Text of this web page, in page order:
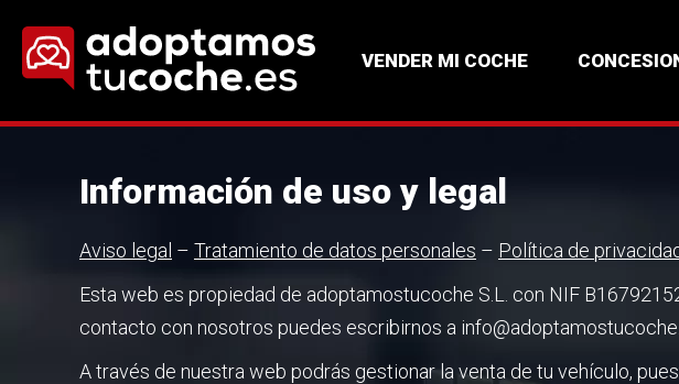
VENDER MI COCHE
Información de uso y legal
Aviso legal – Tratamiento de datos personales – Política de
Esta web es propiedad de adoptamostucoche S.L. con NIF
contacto con nosotros puedes escribirnos a
A través de nuestra web podrás gestionar la venta de tu vehículo,